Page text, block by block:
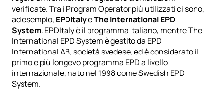
verificate. Tra i Program Operator più utilizzati ci sono,
ad esempio, EPDItaly e The International EPD
System. EPDItaly è il programma italiano, mentre The
International EPD System è gestito da EPD
International AB, società svedese, ed è considerato il
primo e più longevo programma EPD a livello
internazionale, nato nel 1998 come Swedish EPD
System.